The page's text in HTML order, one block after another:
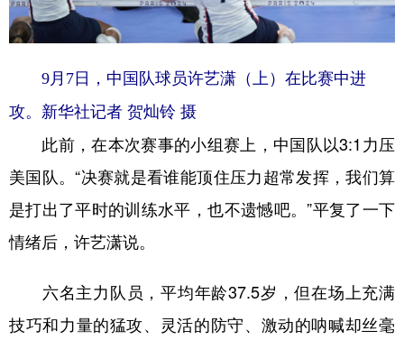
9月7日，中国队球员许艺潇（上）在比赛中进
攻。新华社记者 贺灿铃 摄
此前，在本次赛事的小组赛上，中国队以3:1力压
美国队。“决赛就是看谁能顶住压力超常发挥，我们算
是打出了平时的训练水平，也不遗憾吧。”平复了一下
情绪后，许艺潇说。
六名主力队员，平均年龄37.5岁，但在场上充满
技巧和力量的猛攻、灵活的防守、激动的呐喊却丝毫